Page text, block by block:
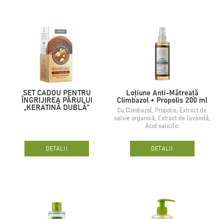
SET CADOU PENTRU
ÎNGRIJIREA PĂRULUI
„KERATINĂ DUBLĂ”
DETALII
Loțiune Anti-Mătreață
Climbazol + Propolis 200 ml
Cu Climbazol, Propolis, Extract de
salvie organică, Extract de lavandă,
Acid salicilic
DETALII